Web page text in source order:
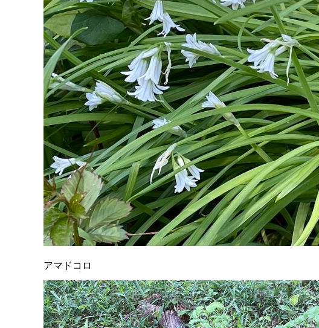
アマドコロ